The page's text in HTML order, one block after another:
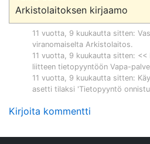
11 vuotta, 9 kuukautta sitten:
viranomaiselta Arkistolaitos.
11 vuotta, 9 kuukautta sitten: <<
liitteen tietopyyntöön Vapa-
11 vuotta, 9 kuukautta sitten:
asetti tilaksi 'Tietopyyntö
Kirjoita kommentti